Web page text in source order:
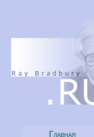
Главная